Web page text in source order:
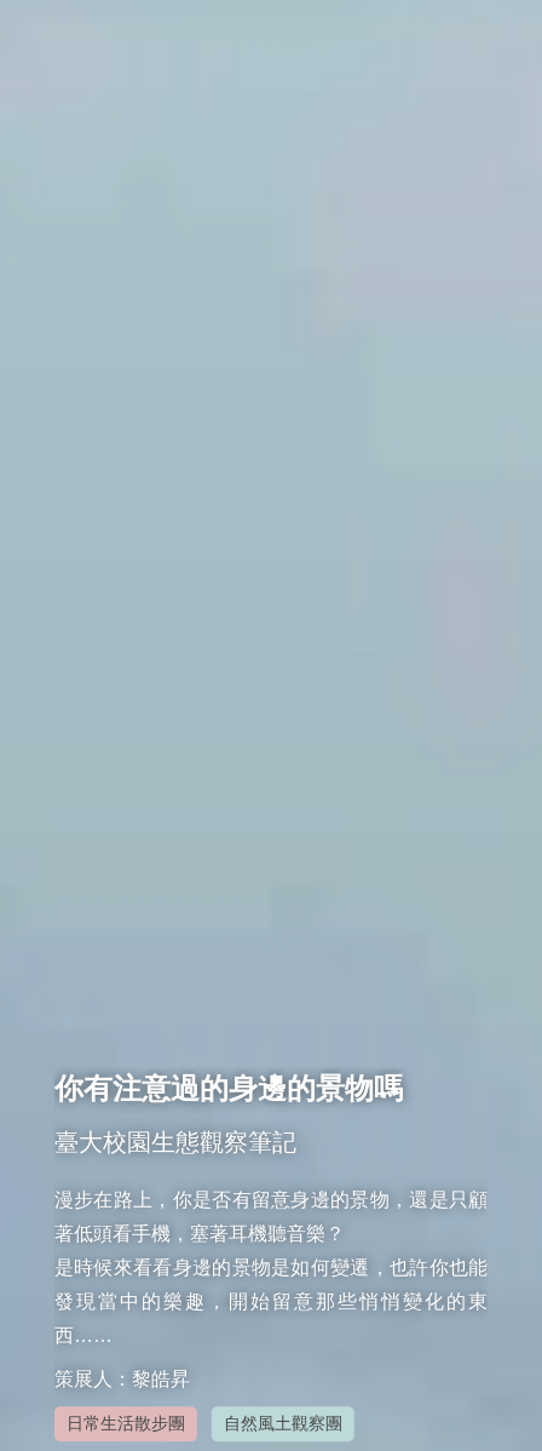
你有注意過的身邊的景物嗎
臺大校園生態觀察筆記
漫步在路上，你是否有留意身邊的景物，還是只顧
著低頭看手機，塞著耳機聽音樂？
是時候來看看身邊的景物是如何變遷，也許你也能
發現當中的樂趣，開始留意那些悄悄變化的東
西……
策展人：黎皓昇
日常生活散步團 自然風土觀察團